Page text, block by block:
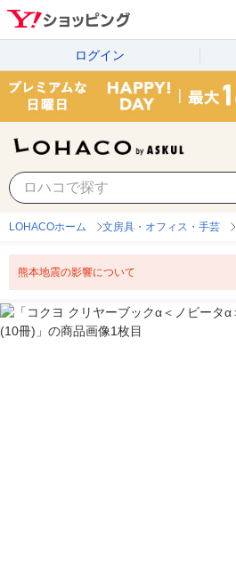
ログイン
LOHACOホーム 文房具・オフィス・手芸
熊本地震の影響について